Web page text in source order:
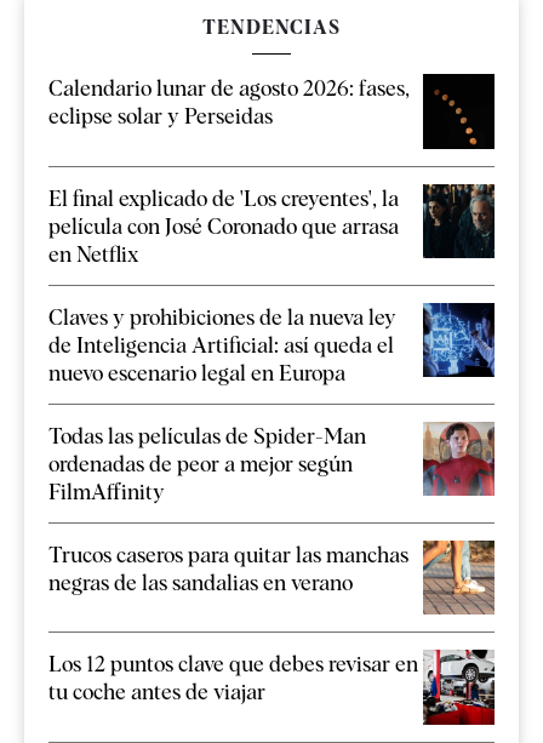
TENDENCIAS
Calendario lunar de agosto 2026: fases,
eclipse solar y Perseidas
El final explicado de 'Los creyentes', la
película con José Coronado que arrasa
en Netflix
Claves y prohibiciones de la nueva ley
de Inteligencia Artificial: así queda el
nuevo escenario legal en Europa
Todas las películas de Spider-Man
ordenadas de peor a mejor según
FilmAffinity
Trucos caseros para quitar las manchas
negras de las sandalias en verano
Los 12 puntos clave que debes revisar en
tu coche antes de viajar